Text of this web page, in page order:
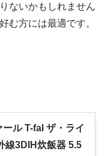
ないかもしれません
む方には最適です。
ール T-fal ザ・ライ
線3DIH炊飯器 5.5